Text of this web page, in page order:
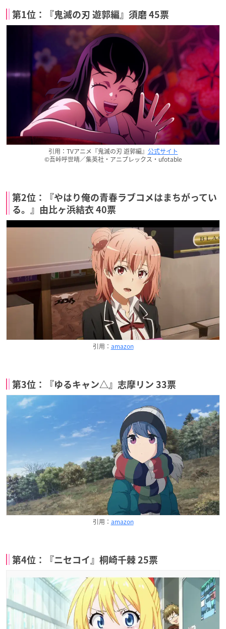
第1位：『鬼滅の刃 遊郭編』須磨 45票
引用：TVアニメ『鬼滅の刃 遊郭編』 公式サイト
©吾峠呼世晴／集英社・アニプレックス・ufotable
第2位：『やはり俺の青春ラブコメはまちがってい
る。』由比ヶ浜結衣 40票
引用： amazon
第3位：『ゆるキャン△』志摩リン 33票
引用： amazon
第4位：『ニセコイ』桐崎千棘 25票